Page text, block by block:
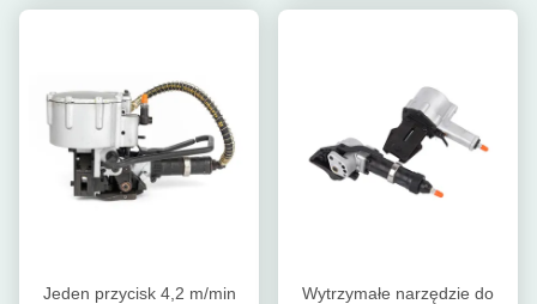
Jeden przycisk 4,2 m/min
Wytrzymałe narzędzie do